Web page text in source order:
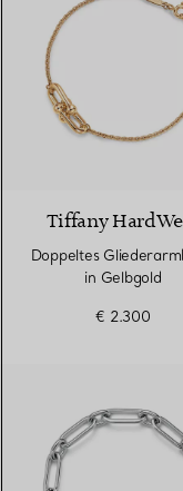
Tiffany
Doppeltes
in Gelbgold
€ 2.300